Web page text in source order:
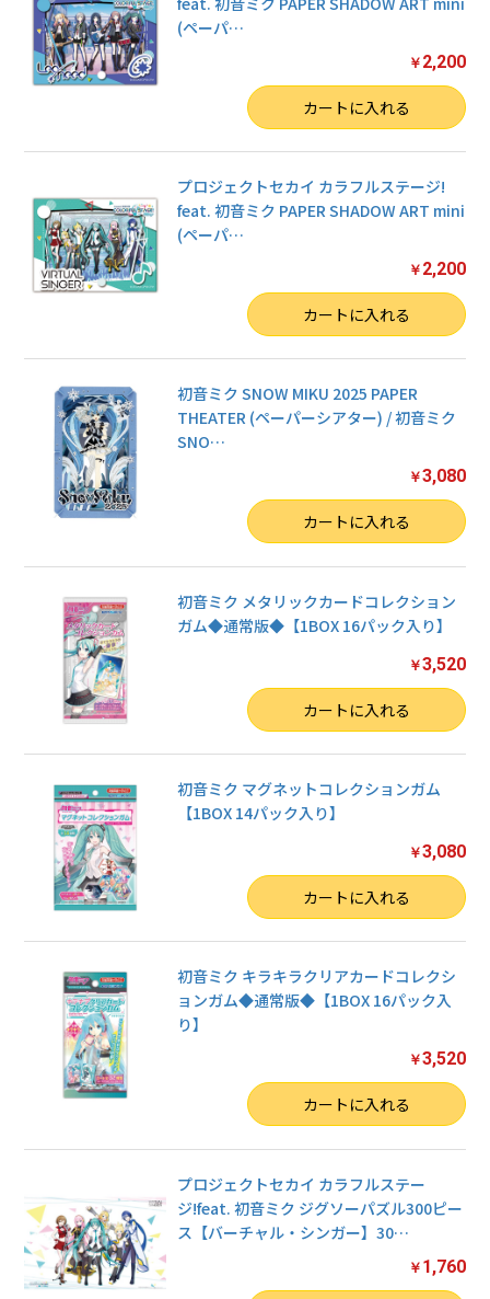
(ペーパ…
￥ 2,200
カートに入れる
プロジェクトセカイ カラフルステージ!
feat. 初音ミク PAPER SHADOW ART mini
(ペーパ…
￥ 2,200
カートに入れる
初音ミク SNOW MIKU 2025 PAPER
THEATER (ペーパーシアター) / 初音ミク
SNO…
￥3,080
カートに入れる
初音ミク メタリックカードコレクション
ガム◆通常版◆【1BOX 16パック入り】
￥3,520
カートに入れる
初音ミク マグネットコレクションガム
【1BOX 14パック入り】
￥3,080
カートに入れる
初音ミク キラキラクリアカードコレクシ
ョンガム◆通常版◆【1BOX 16パック入
り】
￥3,520
カートに入れる
プロジェクトセカイ カラフルステー
ジ!feat. 初音ミク ジグソーパズル300ピー
ス【バーチャル・シンガー】30…
￥ 1,760